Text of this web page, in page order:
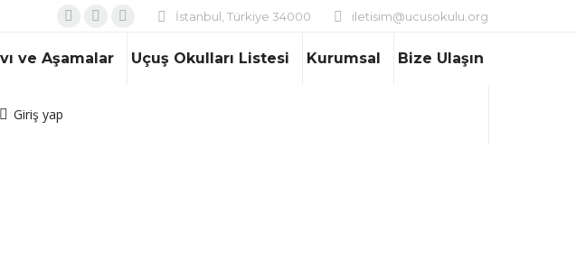
Facebook
page
X
page
Instagram
page
İstanbul, Türkiye 34000 iletisim@ucusokulu.org
ve Aşamalar Uçuş Okulları Listesi Kurumsal Bize Ulaşın
Giriş yap